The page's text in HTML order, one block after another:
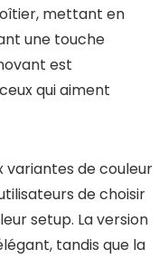
mettant en
une touche
est
qui aiment
variantes de couleur
de choisir
setup. La version
tandis que la